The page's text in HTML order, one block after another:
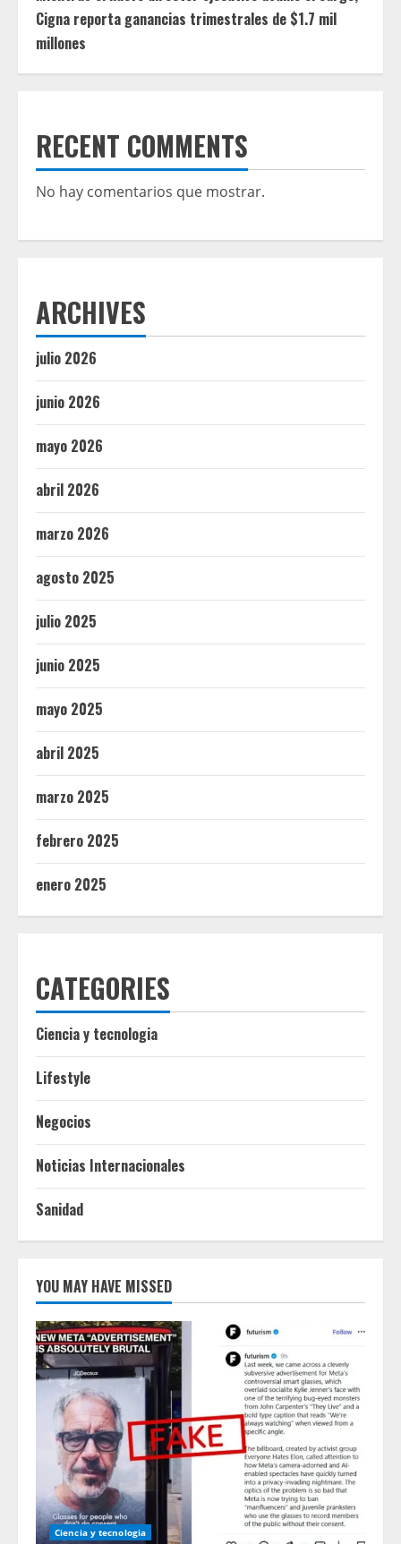
Cigna reporta ganancias trimestrales de $1.7 mil
millones
RECENT COMMENTS
No hay comentarios que mostrar.
ARCHIVES
julio 2026
junio 2026
mayo 2026
abril 2026
marzo 2026
agosto 2025
julio 2025
junio 2025
mayo 2025
abril 2025
marzo 2025
febrero 2025
enero 2025
CATEGORIES
Ciencia y tecnologia
Lifestyle
Negocios
Noticias Internacionales
Sanidad
YOU MAY HAVE MISSED
Ciencia y tecnologia